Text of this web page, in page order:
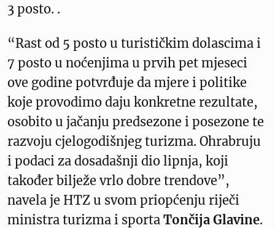
3 posto. .
“Rast od 5 posto u turističkim dolascima i
7 posto u noćenjima u prvih pet mjeseci
ove godine potvrđuje da mjere i politike
koje provodimo daju konkretne rezultate,
osobito u jačanju predsezone i posezone te
razvoju cjelogodišnjeg turizma. Ohrabruju
i podaci za dosadašnji dio lipnja, koji
također bilježe vrlo dobre trendove”,
navela je HTZ u svom priopćenju riječi
ministra turizma i sporta Tončija Glavine.